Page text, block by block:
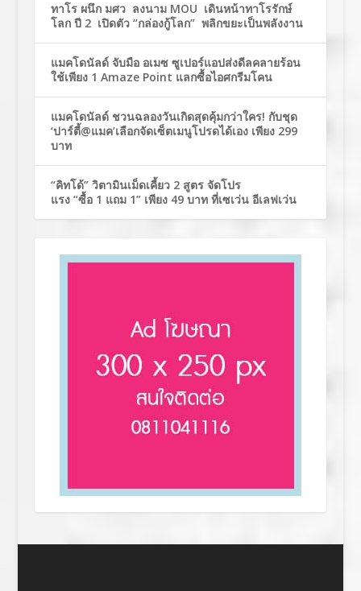
ทาโร ผนึก มศว ลงนาม MOU เดินหน้าทาโรรักษ์
โลก ปี 2 เปิดตัว “กล่องกู้โลก” พลิกขยะเป็นพลังงาน
แมคโดนัลด์ จับมือ อเมซ ซูเปอร์แอปส่งดีลคลายร้อน
ใช้เพียง 1 Amaze Point แลกซื้อไอศกรีมโคน
แมคโดนัลด์ ชวนฉลองวันเกิดสุดคุ้มกว่าใคร! กับชุด
‘ปาร์ตี้@แมค’เลือกจัดเซ็ตเมนูโปรดได้เอง เพียง 299
บาท
“คิทโด้” วิตามินเม็ดเคี้ยว 2 สูตร จัดโปร
แรง “ซื้อ 1 แถม 1” เพียง 49 บาท ที่เซเว่น อีเลฟเว่น